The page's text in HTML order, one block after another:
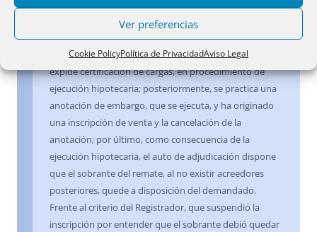
Ver preferencias
Cookie PolicyPolítica de PrivacidadAviso Legal
Ejecución: consignación del precio.- Hechos: se
expide certificación de cargas, en procedimiento de
ejecución hipotecaria; posteriormente, se practica una
anotación de embargo, que se ejecuta, y ha originado
una inscripción de venta y la cancelación de la
anotación; por último, como consecuencia de la
ejecución hipotecaria, el auto de adjudicación dispone
que el sobrante del remate, al no existir acreedores
posteriores, quede a disposición del demandado.
Frente al criterio del Registrador, que suspendió la
inscripción por entender que el sobrante debió quedar